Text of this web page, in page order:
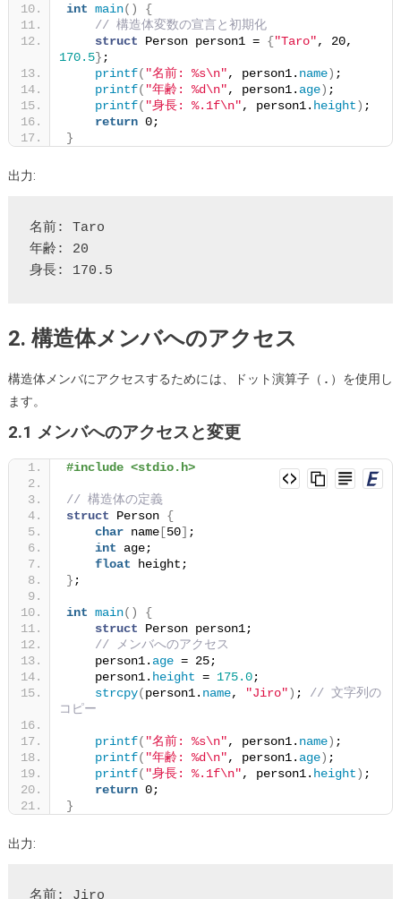
int main()
{
// 構造体変数の宣言と初期化
struct Person person1 = {"Taro"
170.5} ;
printf( "名前: %s\n", person1. name) ;
printf( "年齢: %d\n", person1. age) ;
printf( "身長: %.1f\n", person1. height) ;
return 0;
}
出力:
名前: Taro
年齢: 20
2. 構造体メンバへのアクセス
構造体メンバにアクセスするためには、ドット演算子（ . ）を使用し
ます。
2.1 メンバへのアクセスと変更
#include <stdio.h>
// 構造体の定義
struct Person {
char name[50] ;
int age;
float height;
} ;
int main()
{
struct Person person1;
// メンバへのアクセス
    person1.
age = 25;
    person1.
height = 175.0;
strcpy(person1. name, "Jiro") ; // 文字列の
コピー
printf( "名前: %s\n", person1. name) ;
printf( "年齢: %d\n", person1. age) ;
printf( "身長: %.1f\n", person1. height) ;
return 0;
}
出力:
名前: Jiro